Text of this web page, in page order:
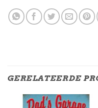
GERELATEERDE